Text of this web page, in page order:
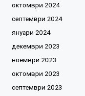
октомври 2024
септември 2024
януари 2024
декември 2023
ноември 2023
октомври 2023
септември 2023